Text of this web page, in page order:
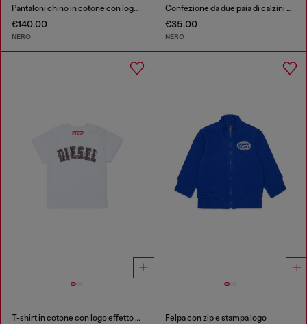
Pantaloni chino in cotone con logo Oval D ricamato
€140.00
NERO
Confezione da due paia di calzini con logo
€35.00
NERO
T-shirt in cotone con logo effetto sfrangiato Felpa con zip e stampa logo